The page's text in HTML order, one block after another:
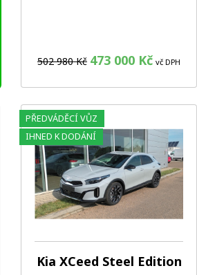
502 980 Kč 473 000 Kč vč DPH
Oblíbené
Porovnat
Kia XCeed Steel Edition
PŘEDVÁDĚCÍ VŮZ
IHNED K DODÁNÍ